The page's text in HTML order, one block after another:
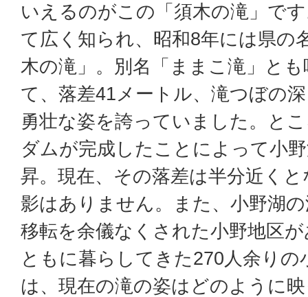
いえるのがこの「須木の滝」で
て広く知られ、昭和8年には県の
木の滝」。別名「ままこ滝」と
て、落差41メートル、滝つぼの
勇壮な姿を誇っていました。と
ダムが完成したことによって小
昇。現在、その落差は半分近く
影はありません。また、小野湖
移転を余儀なくされた小野地区
ともに暮らしてきた270人余りの
は、現在の滝の姿はどのように